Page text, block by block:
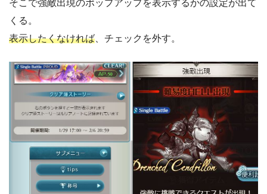
そこで強敵出現のポップアップを表示するかの設定が出て
くる。
表示したくなければ 、チェックを外す。